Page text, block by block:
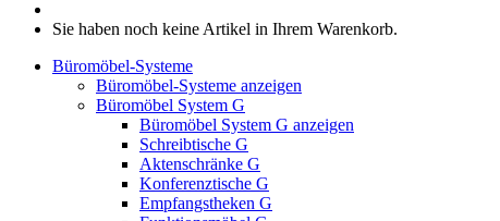
Sie haben noch keine Artikel in Ihrem Warenkorb.
Büromöbel-Systeme
Büromöbel-Systeme anzeigen
Büromöbel System G
Büromöbel System G anzeigen
Schreibtische G
Aktenschränke G
Konferenztische G
Empfangstheken G